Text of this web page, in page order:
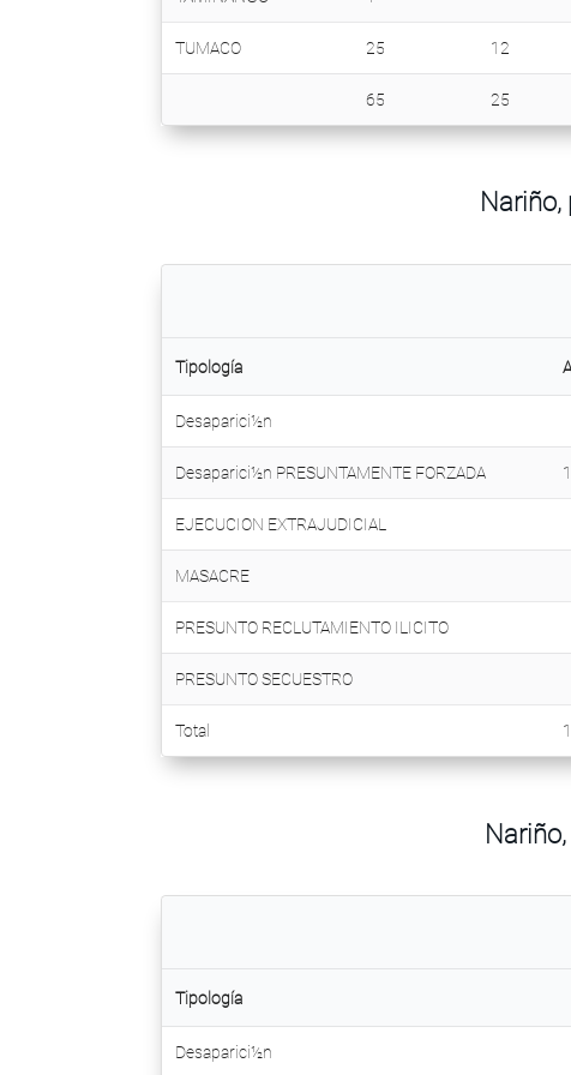
TUMACO 25 12
65 25
Tipología
Desaparici½n
Desaparici½n PRESUNTAMENTE FORZADA 1
EJECUCION EXTRAJUDICIAL
MASACRE
PRESUNTO RECLUTAMIENTO ILICITO
PRESUNTO SECUESTRO
Total 1
Tipolog­ía
Desaparici½n